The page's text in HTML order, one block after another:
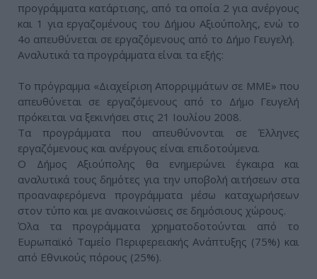
προγράμματα κατάρτισης, από τα οποία 2 για ανέργους
και 1 για εργαζομένους του Δήμου Αξιούπολης, ενώ το
4ο απευθύνεται σε εργαζόμενους από το Δήμο Γευγελή.
Αναλυτικά τα προγράμματα είναι τα εξής:
Το πρόγραμμα «Διαχείριση Απορριμμάτων σε ΜΜΕ» που
απευθύνεται σε εργαζόμενους από το Δήμο Γευγελή
πρόκειται να ξεκινήσει στις 21 Ιουλίου 2008.
Τα προγράμματα που απευθύνονται σε Έλληνες
εργαζόμενους και ανέργους είναι επιδοτούμενα.
Ο Δήμος Αξιούπολης θα ενημερώνει έγκαιρα και
αναλυτικά τους δημότες για την υποβολή αιτήσεων στα
προαναφερόμενα προγράμματα μέσω καταχωρήσεων
στον τύπο και με ανακοινώσεις σε δημόσιους χώρους.
Όλα τα προγράμματα χρηματοδοτούνται από το
Ευρωπαϊκό Ταμείο Περιφερειακής Ανάπτυξης (75%) και
από Εθνικούς πόρους (25%).